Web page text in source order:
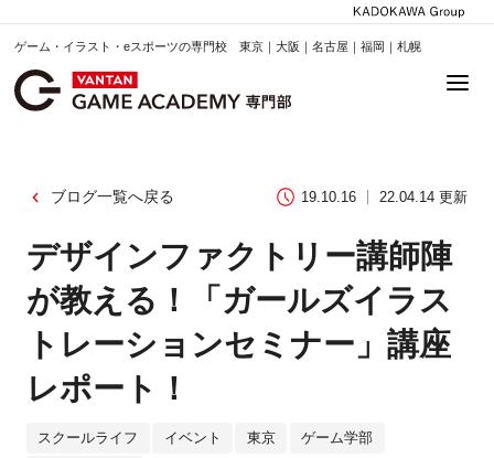
ゲーム・イラスト・eスポーツの専門校 東京｜大阪｜名古屋｜福岡｜札幌
ブログ一覧へ戻る 19.10.16 22.04.14 更新
デザインファクトリー講師陣
が教える！「ガールズイラス
トレーションセミナー」講座
レポート！
スクールライフ イベント 東京 ゲーム学部